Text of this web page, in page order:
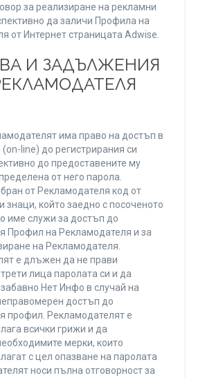
за реализиране на рекламни
да заличи Профила на
от Интернет страницата Adwise.
И ЗАДЪЛЖЕНИЯ
има право на достъп в
line) до регистрирания си
до предоставените му
от него парола.
от Рекламодателя код от
знаци, който заедно с посоченото
име служи за достъп до
Профил на Рекламодателя и за
на Рекламодателя.
е длъжен да не прави
лица паролата си и да
Нет Инфо в случай на
достъп до
профил. Рекламодателят е
всички грижи и да
мерки, които
с цел опазване на паролата
носи пълна отговорност за